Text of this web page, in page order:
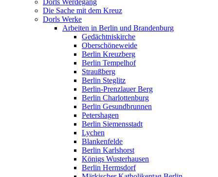
Dorls Werdegang
Die Sache mit dem Kreuz
Dorls Werke
Arbeiten in Berlin und Brandenburg
Gedächtniskirche
Oberschöneweide
Berlin Kreuzberg
Berlin Tempelhof
Straußberg
Berlin Steglitz
Berlin-Prenzlauer Berg
Berlin Charlottenburg
Berlin Gesundbrunnen
Petershagen
Berlin Siemensstadt
Lychen
Blankenfelde
Berlin Karlshorst
Königs Wusterhausen
Berlin Hermsdorf